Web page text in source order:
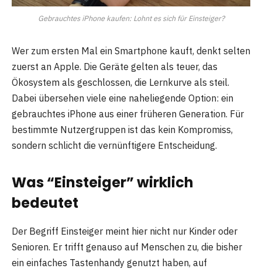
Gebrauchtes iPhone kaufen: Lohnt es sich für Einsteiger?
Wer zum ersten Mal ein Smartphone kauft, denkt selten
zuerst an Apple. Die Geräte gelten als teuer, das
Ökosystem als geschlossen, die Lernkurve als steil.
Dabei übersehen viele eine naheliegende Option: ein
gebrauchtes iPhone aus einer früheren Generation. Für
bestimmte Nutzergruppen ist das kein Kompromiss,
sondern schlicht die vernünftigere Entscheidung.
Was “Einsteiger” wirklich
bedeutet
Der Begriff Einsteiger meint hier nicht nur Kinder oder
Senioren. Er trifft genauso auf Menschen zu, die bisher
ein einfaches Tastenhandy genutzt haben, auf